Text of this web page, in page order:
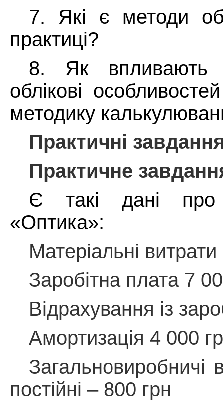
7. Які є методи
практиці?
8. Як впливають
облікові особливостей
методику
Практичні
Практичне
Є такі дані про
«Оптика»:
Матеріальні витрати
Заробітна плата 7
Відрахування із
Амортизація 4 000
постійні – 800 грн